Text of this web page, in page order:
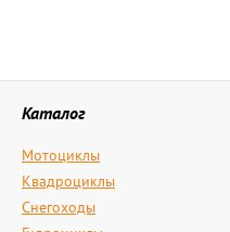
Каталог
Мотоциклы
Квадроциклы
Снегоходы